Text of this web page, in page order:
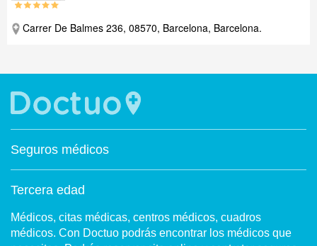
Carrer De Balmes 236, 08570, Barcelona, Barcelona.
Seguros médicos
Tercera edad
Médicos, citas médicas, centros médicos, cuadros
médicos. Con Doctuo podrás encontrar los médicos que